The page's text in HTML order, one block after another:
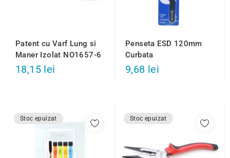
Patent cu Varf Lung si
Maner Izolat NO1657-6
18,15 lei
Penseta ESD 120mm
Curbata
9,68 lei
Stoc epuizat Stoc epuizat